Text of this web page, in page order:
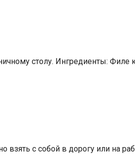
столу. Ингредиенты: Филе
с собой в дорогу или на